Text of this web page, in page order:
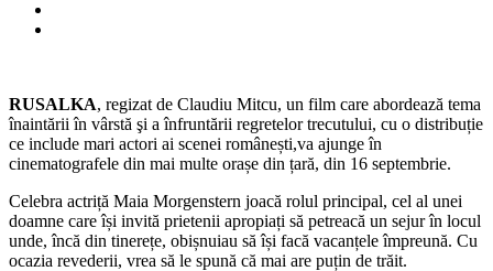
RUSALKA, regizat de Claudiu Mitcu, un film care abordează tema
înaintării în vârstă şi a înfruntării regretelor trecutului, cu o distribuție
ce include mari actori ai scenei românești,va ajunge în
cinematografele din mai multe orașe din țară, din 16 septembrie.
Celebra actriță Maia Morgenstern joacă rolul principal, cel al unei
doamne care își invită prietenii apropiați să petreacă un sejur în locul
unde, încă din tinerețe, obișnuiau să își facă vacanțele împreună. Cu
ocazia revederii, vrea să le spună că mai are puțin de trăit.